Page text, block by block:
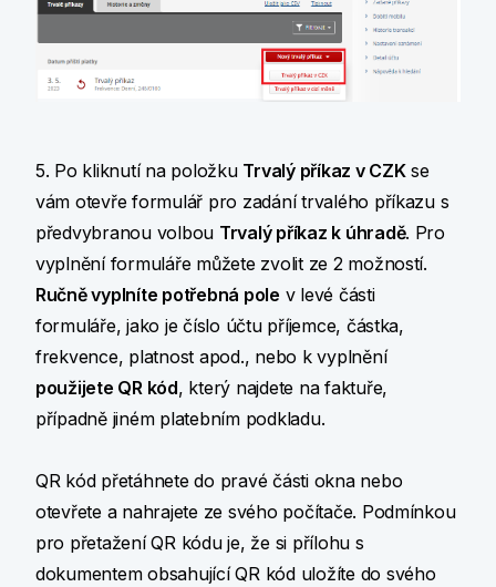
5. Po kliknutí na položku Trvalý příkaz v CZKse
vám otevře formulář pro zadání trvalého příkazu s
předvybranou volbou Trvalý příkaz k úhradě. Pro
vyplnění formuláře můžete zvolit ze 2 možností.
Ručně vyplníte potřebná pole v levé části
formuláře, jako je číslo účtu příjemce, částka,
frekvence, platnost apod., nebo k vyplnění
použijete QR kód, který najdete na faktuře,
případně jiném platebním podkladu.
QR kód přetáhnete do pravé části okna nebo
otevřete a nahrajete ze svého počítače. Podmínkou
pro přetažení QR kódu je, že si přílohu s
dokumentem obsahující QR kód uložíte do svého